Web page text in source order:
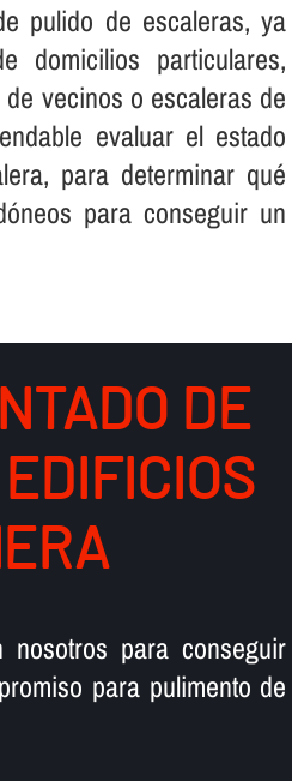
pulido de escaleras, ya
domicilios particulares,
vecinos o escaleras de
evaluar el estado
para determinar qué
para conseguir un
DE
nosotros para conseguir
para pulimento de